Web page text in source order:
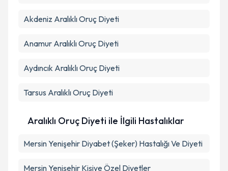
Akdeniz Aralıklı Oruç Diyeti
Anamur Aralıklı Oruç Diyeti
Aydıncık Aralıklı Oruç Diyeti
Tarsus Aralıklı Oruç Diyeti
Aralıklı Oruç Diyeti ile İlgili Hastalıklar
Mersin Yenişehir Diyabet (Şeker) Hastalığı Ve Diyeti
Mersin Yenişehir Kişiye Özel Diyetler